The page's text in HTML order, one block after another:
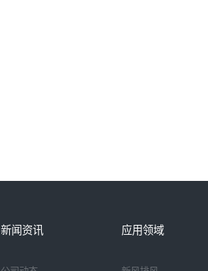
新闻资讯 应用领域